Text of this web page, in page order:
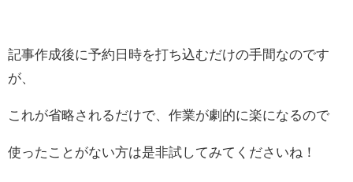
記事作成後に予約日時を打ち込むだけの手間なのです
が、
これが省略されるだけで、作業が劇的に楽になるので
使ったことがない方は是非試してみてくださいね！